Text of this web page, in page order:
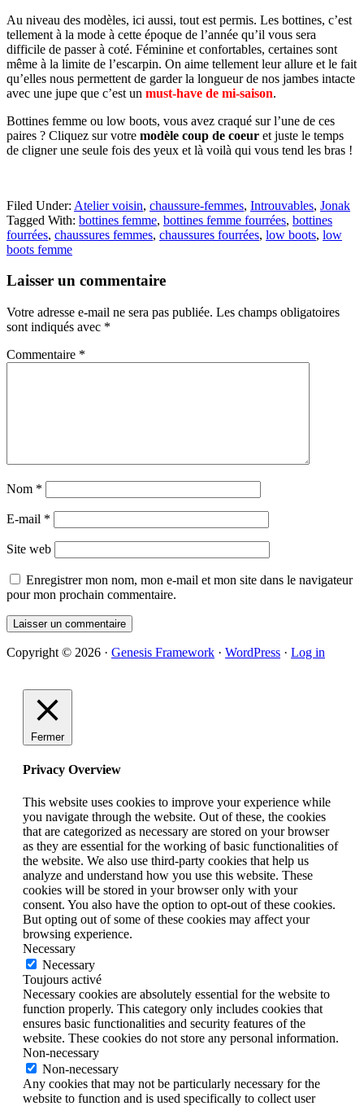
Au niveau des modèles, ici aussi, tout est permis. Les bottines, c’est
tellement à la mode à cette époque de l’année qu’il vous sera
difficile de passer à coté. Féminine et confortables, certaines sont
même à la limite de l’escarpin. On aime tellement leur allure et le fait
qu’elles nous permettent de garder la longueur de nos jambes intacte
avec une jupe que c’est un must-have de mi-saison.
Bottines femme ou low boots, vous avez craqué sur l’une de ces
paires ? Cliquez sur votre modèle coup de coeur et juste le temps
de cligner une seule fois des yeux et là voilà qui vous tend les bras !
Filed Under: Atelier voisin, chaussure-femmes, Introuvables, Jonak
Tagged With: bottines femme, bottines femme fourrées, bottines
fourrées, chaussures femmes, chaussures fourrées, low boots, low
boots femme
Reader
Laisser un commentaire
Votre adresse e-mail ne sera pas publiée. Les champs obligatoires
sont indiqués avec *
Commentaire *
Nom *
E-mail *
Site web
Enregistrer mon nom, mon e-mail et mon site dans le navigateur
pour mon prochain commentaire.
Primary
Copyright © 2026 · Genesis Framework · WordPress · Log in
Fermer
Privacy Overview
This website uses cookies to improve your experience while
you navigate through the website. Out of these, the cookies
that are categorized as necessary are stored on your browser
as they are essential for the working of basic functionalities of
the website. We also use third-party cookies that help us
analyze and understand how you use this website. These
cookies will be stored in your browser only with your
consent. You also have the option to opt-out of these cookies.
But opting out of some of these cookies may affect your
browsing experience.
Necessary
Necessary
Toujours activé
Necessary cookies are absolutely essential for the website to
function properly. This category only includes cookies that
ensures basic functionalities and security features of the
website. These cookies do not store any personal information.
Non-necessary
Non-necessary
Any cookies that may not be particularly necessary for the
website to function and is used specifically to collect user